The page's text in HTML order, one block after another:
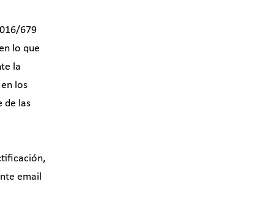
679
lo que
la
los
de las
email